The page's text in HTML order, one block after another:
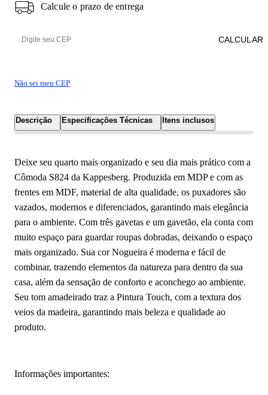
Calcule o prazo de entrega
Não sei meu CEP
CALCULAR
Descrição Especificações Técnicas Itens inclusos
Deixe seu quarto mais organizado e seu dia mais prático com a
Cômoda S824 da Kappesberg. Produzida em MDP e com as
frentes em MDF, material de alta qualidade, os puxadores são
vazados, modernos e diferenciados, garantindo mais elegância
para o ambiente. Com três gavetas e um gavetão, ela conta com
muito espaço para guardar roupas dobradas, deixando o espaço
mais organizado. Sua cor Nogueira é moderna e fácil de
combinar, trazendo elementos da natureza para dentro da sua
casa, além da sensação de conforto e aconchego ao ambiente.
Seu tom amadeirado traz a Pintura Touch, com a textura dos
veios da madeira, garantindo mais beleza e qualidade ao
produto.
Informações importantes: